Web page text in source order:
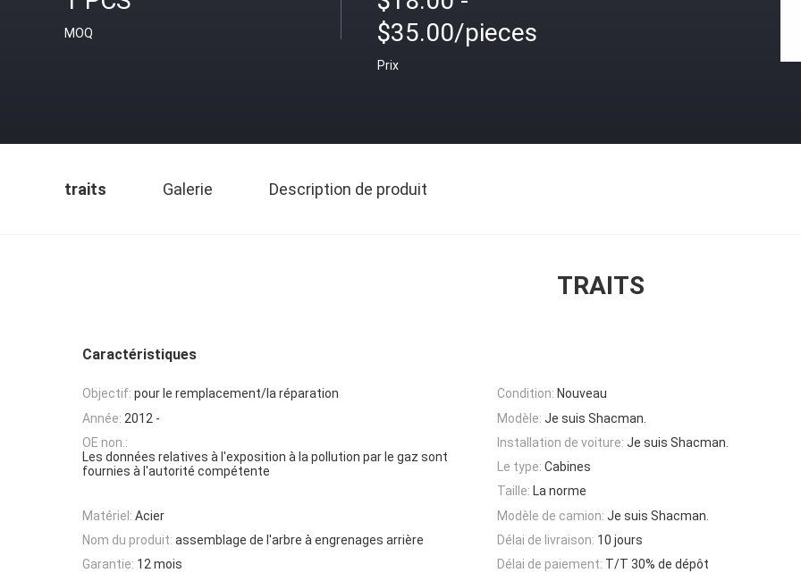
MOQ
$35.00/pieces
Prix
traits Galerie Description de produit
TRAITS
Caractéristiques
Objectif: pour le remplacement/la réparation Condition: Nouveau
Année: 2012 - Modèle: Je suis Shacman.
OE non.:
Les données relatives à l'exposition à la pollution par le gaz sont
fournies à l'autorité compétente
Installation de voiture: Je suis Shacman.
Le type: Cabines
Taille: La norme
Matériel: Acier Modèle de camion: Je suis Shacman.
Nom du produit: assemblage de l'arbre à engrenages arrière Délai de livraison: 10 jours
Garantie: 12 mois Délai de paiement: T/T 30% de dépôt